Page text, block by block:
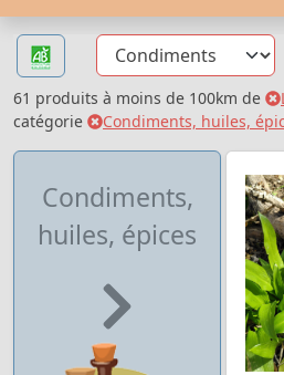
61 produits à moins de 100km de
catégorie
Condiments, huiles,
Condiments,
huiles, épices